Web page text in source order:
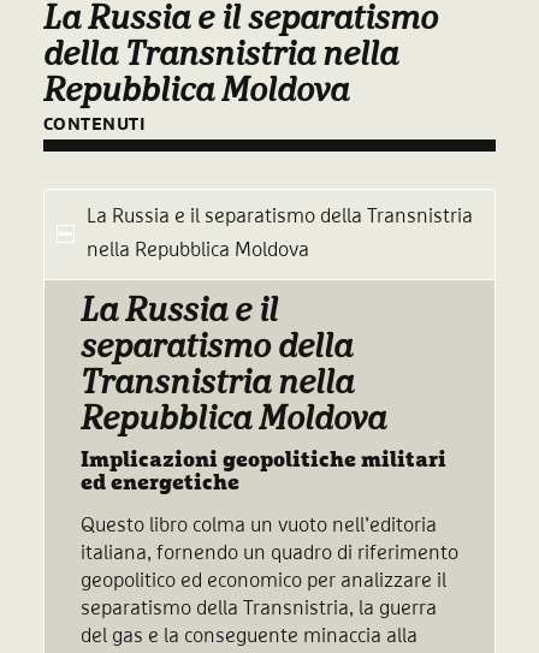
La Russia e il separatismo
della Transnistria nella
Repubblica Moldova
CONTENUTI
La Russia e il separatismo della Transnistria
nella Repubblica Moldova
La Russia e il
separatismo della
Transnistria nella
Repubblica Moldova
Implicazioni geopolitiche militari
ed energetiche
Questo libro colma un vuoto nell’editoria
italiana, fornendo un quadro di riferimento
geopolitico ed economico per analizzare il
separatismo della Transnistria, la guerra
del gas e la conseguente minaccia alla